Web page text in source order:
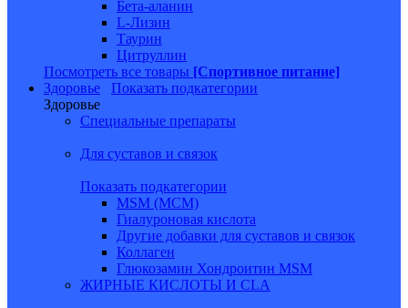
Бета-аланин
L-Лизин
Таурин
Цитруллин
Посмотреть все товары [Спортивное питание]
Здоровье
Показать подкатегории
Здоровье
Специальные препараты
Для суставов и связок
Показать подкатегории
MSM (МСМ)
Гиалуроновая кислота
Другие добавки для суставов и связок
Коллаген
Глюкозамин Хондроитин MSM
ЖИРНЫЕ КИСЛОТЫ И CLA